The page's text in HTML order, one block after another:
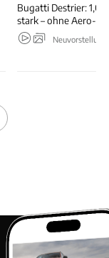
Bugatti Destrier: 1,00
stark – ohne Aero-